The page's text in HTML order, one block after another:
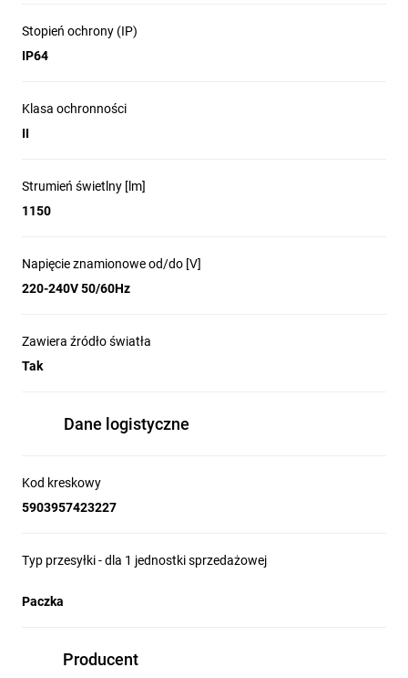
Stopień ochrony (IP)
IP64
Klasa ochronności
II
Strumień świetlny [lm]
1150
Napięcie znamionowe od/do [V]
220-240V 50/60Hz
Zawiera źródło światła
Tak
Dane logistyczne
Kod kreskowy
5903957423227
Typ przesyłki - dla 1 jednostki sprzedażowej
Paczka
Producent